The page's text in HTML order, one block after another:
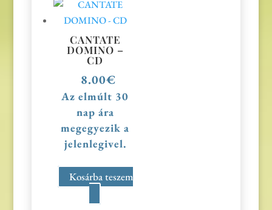
CANTATE
DOMINO –
CD
8.00€
Az elmúlt 30
nap ára
megegyezik a
jelenlegivel.
Kosárba teszem